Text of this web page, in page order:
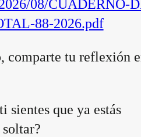
08/CUADERNO-
88-2026.pdf
comparte tu reflexión
sientes que ya estás